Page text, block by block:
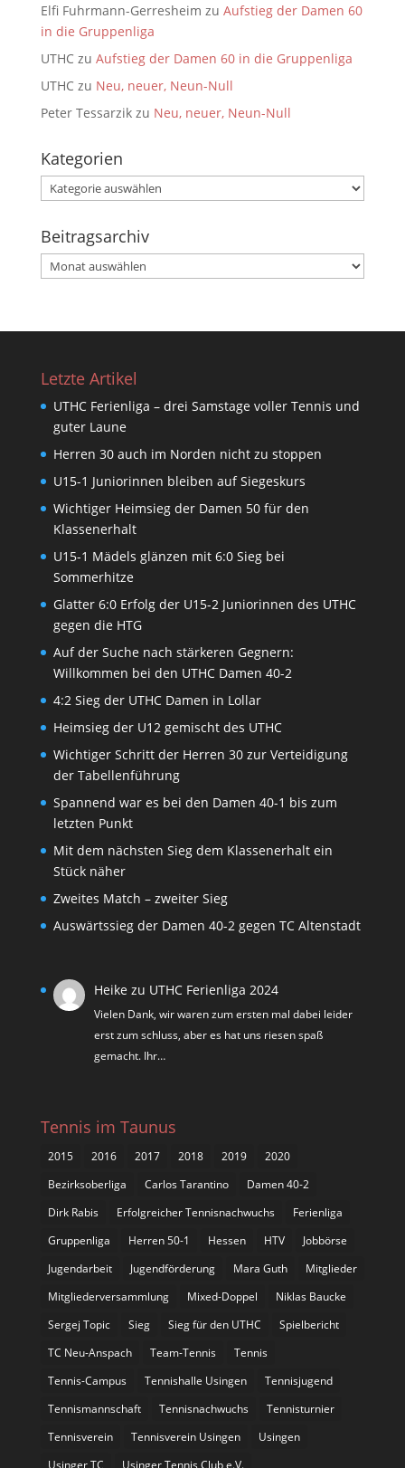
Elfi Fuhrmann-Gerresheim zu Aufstieg der Damen 60
in die Gruppenliga
UTHCzu Aufstieg der Damen 60 in die Gruppenliga
UTHCzu Neu, neuer, Neun-Null
Peter Tessarzikzu Neu, neuer, Neun-Null
Kategorien
Kategorien
Beitragsarchiv
Beitragsarchiv
Letzte Artikel
UTHC Ferienliga – drei Samstage voller Tennis und
guter Laune
Herren 30 auch im Norden nicht zu stoppen
U15-1 Juniorinnen bleiben auf Siegeskurs
Wichtiger Heimsieg der Damen 50 für den
Klassenerhalt
U15-1 Mädels glänzen mit 6:0 Sieg bei
Sommerhitze
Glatter 6:0 Erfolg der U15-2 Juniorinnen des UTHC
gegen die HTG
Auf der Suche nach stärkeren Gegnern:
Willkommen bei den UTHC Damen 40-2
4:2 Sieg der UTHC Damen in Lollar
Heimsieg der U12 gemischt des UTHC
Wichtiger Schritt der Herren 30 zur Verteidigung
der Tabellenführung
Spannend war es bei den Damen 40-1 bis zum
letzten Punkt
Mit dem nächsten Sieg dem Klassenerhalt ein
Stück näher
Zweites Match – zweiter Sieg
Auswärtssieg der Damen 40-2 gegen TC Altenstadt
Heike zu UTHC Ferienliga 2024
Vielen Dank, wir waren zum ersten mal dabei leider
erst zum schluss, aber es hat uns riesen spaß
gemacht. Ihr…
Tennis im Taunus
2015 2016 2017 2018 2019
2020
Bezirksoberliga
Carlos Tarantino
Damen 40-2
Dirk Rabis
Erfolgreicher Tennisnachwuchs
Ferienliga
Gruppenliga
Herren 50-1 Hessen HTV
Jobbörse
Jugendarbeit
Jugendförderung Mara Guth
Mitglieder
Mitgliederversammlung
Mixed-Doppel
Niklas Baucke
Sergej Topic
Sieg Sieg für den UTHC
Spielbericht
TC Neu-Anspach
Team-Tennis
Tennis
Tennis-Campus
Tennishalle Usingen
Tennisjugend
Tennismannschaft
Tennisnachwuchs
Tennisturnier
Tennisverein
Tennisverein Usingen
Usingen